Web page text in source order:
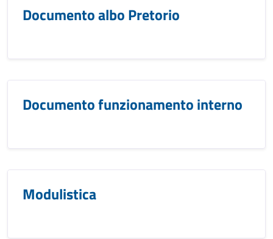
Documento albo Pretorio
Documento funzionamento interno
Modulistica